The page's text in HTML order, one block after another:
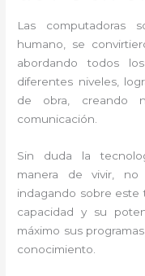
Las computadoras
humano, se
abordando todos
diferentes niveles,
de obra, creando
comunicación.
Sin duda la
manera de vivir,
indagando sobre este
capacidad y su
máximo sus
conocimiento.